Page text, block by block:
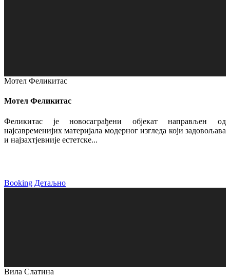
Мотел Феликитас
Мотел Феликитас
Феликитас је новосаграђени објекат направљен од
најсавременијих материјала модерног изгледа који задовољава
и најзахтјевније естетске...
Booking Детаљно
Вила Слатина